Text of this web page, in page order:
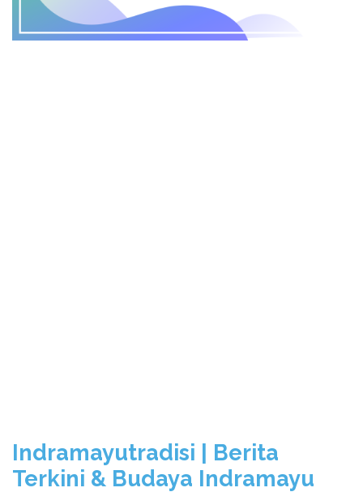
Indramayutradisi | Berita
Terkini & Budaya Indramayu